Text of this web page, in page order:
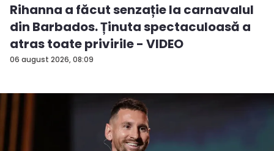
06 august 2026, 08:09
Rihanna a făcut senzație la carnavalul
din Barbados. Ținuta spectaculoasă a
atras toate privirile - VIDEO